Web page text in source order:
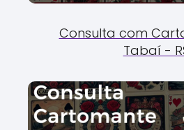
Consulta com
Tabaí -